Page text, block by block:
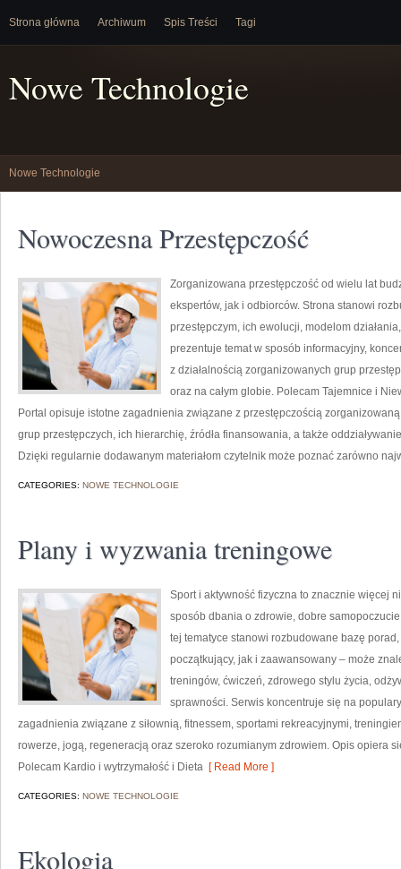
Strona główna Archiwum Spis Treści Tagi
Nowe Technologie
Nowe Technologie
Nowoczesna Przestępczość
Zorganizowana przestępczość od wielu lat
ekspertów, jak i odbiorców. Strona stanowi
przestępczym, ich ewolucji, modelom
prezentuje temat w sposób informacyjny,
z działalnością zorganizowanych grup
oraz na całym globie. Polecam Tajemnice i
Portal opisuje istotne zagadnienia związane z przestępczością
grup przestępczych, ich hierarchię, źródła finansowania, a także
Dzięki regularnie dodawanym materiałom czytelnik może poznać zarówno
CATEGORIES: NOWE TECHNOLOGIE
Plany i wyzwania treningowe
Sport i aktywność fizyczna to znacznie więcej
sposób dbania o zdrowie, dobre
tej tematyce stanowi rozbudowane bazę
początkujący, jak i zaawansowany – może
treningów, ćwiczeń, zdrowego stylu życia,
sprawności. Serwis koncentruje się na
zagadnienia związane z siłownią, fitnessem, sportami rekreacyjnymi,
rowerze, jogą, regeneracją oraz szeroko rozumianym zdrowiem. Opis opiera
Polecam Kardio i wytrzymałość i Dieta [ Read More ]
CATEGORIES: NOWE TECHNOLOGIE
Ekologia